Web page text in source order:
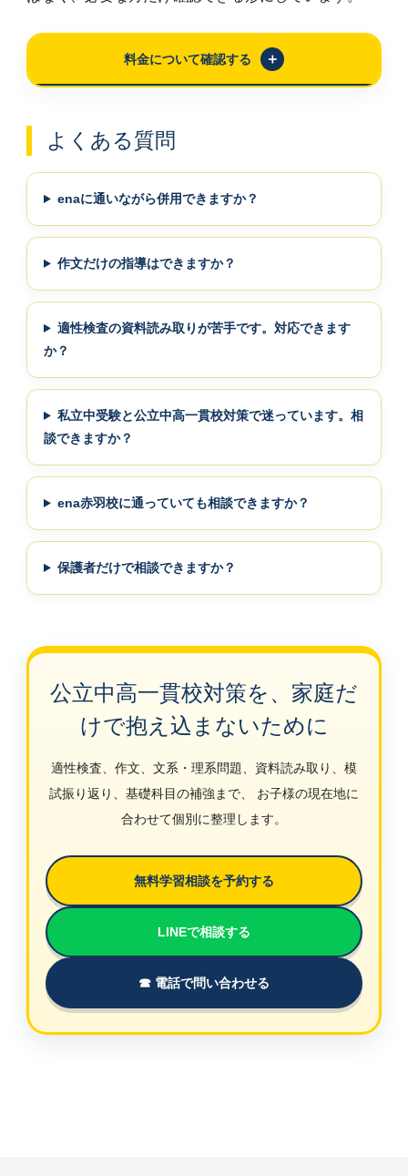
料金について確認する
よくある質問
enaに通いながら併用できますか？
作文だけの指導はできますか？
適性検査の資料読み取りが苦手です。対応できます
か？
私立中受験と公立中高一貫校対策で迷っています。相
談できますか？
ena赤羽校に通っていても相談できますか？
保護者だけで相談できますか？
公立中高一貫校対策を、家庭だ
けで抱え込まないために
適性検査、作文、文系・理系問題、資料読み取り、模
試振り返り、基礎科目の補強まで、 お子様の現在地に
合わせて個別に整理します。
無料学習相談を予約する
LINEで相談する
☎ 電話で問い合わせる